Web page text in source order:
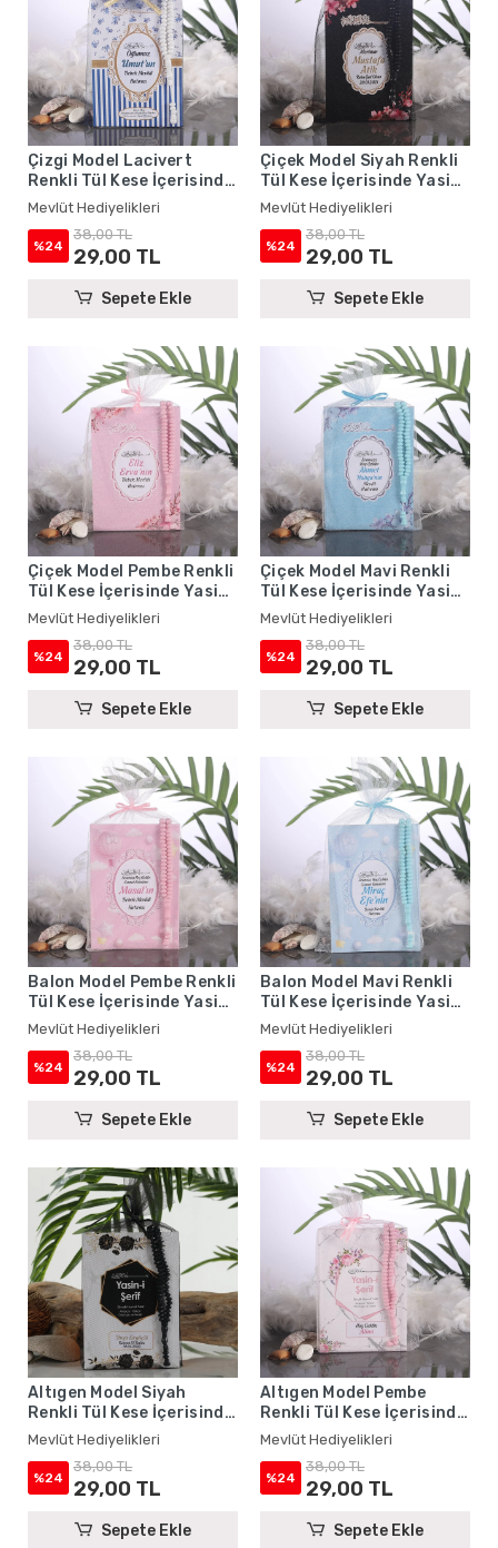
Çizgi Model Lacivert
Renkli Tül Kese İçerisinde
Yasin Kitabı ve Tesbih -
Mevlüt Hediyelikleri
Mevlüt Hediyelikleri
%24
38,00 TL
29,00 TL
Sepete Ekle
Çiçek Model Siyah Renkli
Tül Kese İçerisinde Yasin
Kitabı ve Tesbih - Mevlüt
Hediyelikleri
Mevlüt Hediyelikleri
%24
38,00 TL
29,00 TL
Sepete Ekle
Çiçek Model Pembe Renkli
Tül Kese İçerisinde Yasin
Kitabı ve Tesbih - Mevlüt
Hediyelikleri
Mevlüt Hediyelikleri
%24
38,00 TL
29,00 TL
Sepete Ekle
Çiçek Model Mavi Renkli
Tül Kese İçerisinde Yasin
Kitabı ve Tesbih - Mevlüt
Hediyelikleri
Mevlüt Hediyelikleri
%24
38,00 TL
29,00 TL
Sepete Ekle
Balon Model Pembe Renkli
Tül Kese İçerisinde Yasin
Kitabı ve Tesbih - Mevlüt
Hediyelikleri
Mevlüt Hediyelikleri
%24
38,00 TL
29,00 TL
Sepete Ekle
Balon Model Mavi Renkli
Tül Kese İçerisinde Yasin
Kitabı ve Tesbih - Mevlüt
Hediyelikleri
Mevlüt Hediyelikleri
%24
38,00 TL
29,00 TL
Sepete Ekle
Altıgen Model Siyah
Renkli Tül Kese İçerisinde
Yasin Kitabı ve Tesbih -
Mevlüt Hediyelikleri
Mevlüt Hediyelikleri
%24
38,00 TL
29,00 TL
Sepete Ekle
Altıgen Model Pembe
Renkli Tül Kese İçerisinde
Yasin Kitabı ve Tesbih -
Mevlüt Hediyelikleri
Mevlüt Hediyelikleri
%24
38,00 TL
29,00 TL
Sepete Ekle